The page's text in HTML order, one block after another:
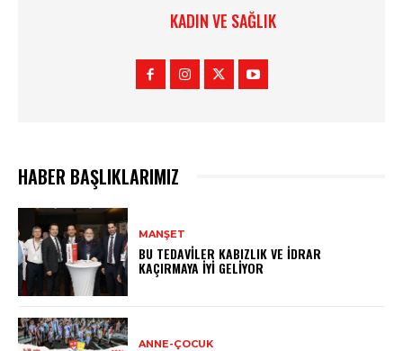
KADIN VE SAĞLIK
HABER BAŞLIKLARIMIZ
MANŞET
BU TEDAVILER KABIZLIK VE İDRAR
KAÇIRMAYA İYI GELIYOR
ANNE-ÇOCUK